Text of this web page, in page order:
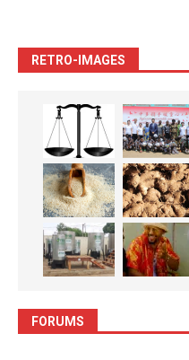
RETRO-IMAGES
FORUMS